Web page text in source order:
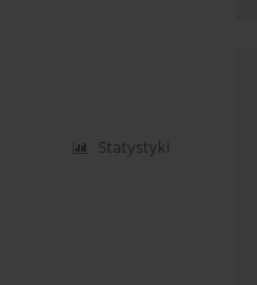
Statystyki